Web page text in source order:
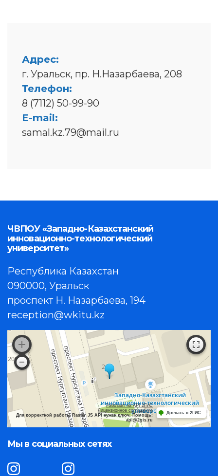
Адрес:
г. Уральск, пр. Н.Назарбаева, 208
Телефон:
8 (7112) 50-99-90
E-mail:
samal.kz.79@mail.ru
ЧВПОУ «Западно-Казахстанский
инновационно-технологический
университет»
Республика Казахстан
090000, Уральск
проспект Н. Назарбаева, 194
reception@wkitu.kz
Работает на API 2ГИС
Лицензионное соглашение
Для корректной работы Raster JS API нужен ключ. Помощь:
api@2gis.ru
Доехать с 2ГИС
Мы в социальных сетях